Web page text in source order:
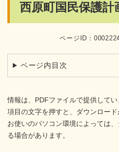
西原町国民保護計
ページID：
ページ内目次
情報は、PDFファイルで提供してい
項目の文字を押すと、ダウンロード
お使いのパソコン環境によっては
る場合があります。